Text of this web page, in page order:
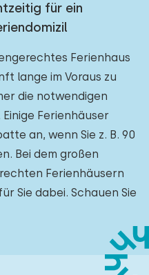
für ein
Ferienhaus
lange im Voraus zu
die notwendigen
Ferienhäuser
an, wenn Sie z. B. 90
Bei dem großen
Ferienhäusern
Sie dabei. Schauen Sie